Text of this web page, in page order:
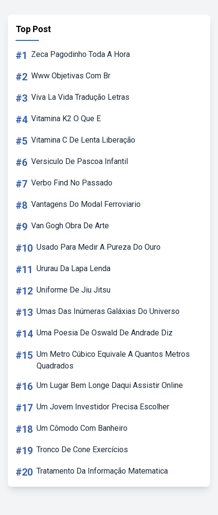
Top Post
#1 Zeca Pagodinho Toda A Hora
#2 Www Objetivas Com Br
#3 Viva La Vida Tradução Letras
#4 Vitamina K2 O Que E
#5 Vitamina C De Lenta Liberação
#6 Versiculo De Pascoa Infantil
#7 Verbo Find No Passado
#8 Vantagens Do Modal Ferroviario
#9 Van Gogh Obra De Arte
#10 Usado Para Medir A Pureza Do Ouro
#11 Ururau Da Lapa Lenda
#12 Uniforme De Jiu Jitsu
#13 Umas Das Inúmeras Galáxias Do Universo
#14 Uma Poesia De Oswald De Andrade Diz
#15 Um Metro Cúbico Equivale A Quantos Metros
Quadrados
#16 Um Lugar Bem Longe Daqui Assistir Online
#17 Um Jovem Investidor Precisa Escolher
#18 Um Cômodo Com Banheiro
#19 Tronco De Cone Exercícios
#20 Tratamento Da Informação Matematica